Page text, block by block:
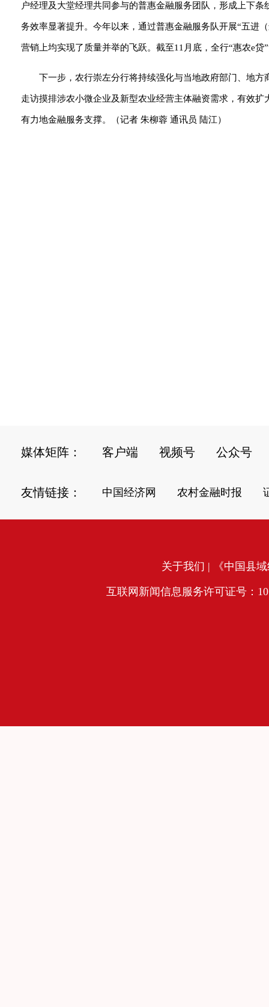
户经理及大堂经理共同参与的普惠金融服务团队，形成上下
务效率显著提升。今年以来，通过普惠金融服务队开展“五进
营销上均实现了质量并举的飞跃。截至11月底，全行“惠农e
下一步，农行崇左分行将持续强化与当地政府部门、地
走访摸排涉农小微企业及新型农业经营主体融资需求，有效
有力地金融服务支撑。（记者 朱柳蓉 通讯员 陆江）
媒体矩阵： 客户端 视频号 公众号
友情链接： 中国经济网 农村金融时报
关于我们 | 《中国县
互联网新闻信息服务许可证号：